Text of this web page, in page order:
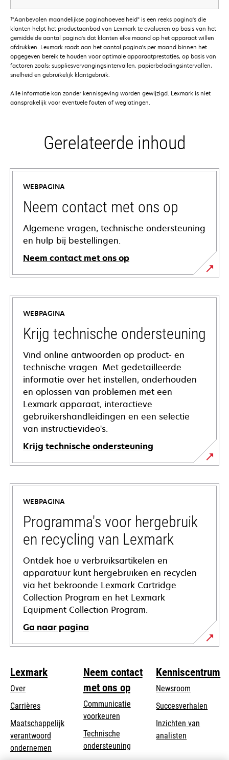
†"Aanbevolen maandelijkse paginahoeveelheid" is een reeks pagina's die
klanten helpt het productaanbod van Lexmark te evalueren op basis van het
gemiddelde aantal pagina's dat klanten elke maand op het apparaat willen
afdrukken. Lexmark raadt aan het aantal pagina's per maand binnen het
opgegeven bereik te houden voor optimale apparaatprestaties, op basis van
factoren zoals: suppliesvervangingsintervallen, papierbeladingsintervallen,
snelheid en gebruikelijk klantgebruik.
Alle informatie kan zonder kennisgeving worden gewijzigd. Lexmark is niet
aansprakelijk voor eventuele fouten of weglatingen.
Gerelateerde inhoud
WEBPAGINA
Neem contact met ons op
Algemene vragen, technische ondersteuning
en hulp bij bestellingen.
Neem contact met ons op
WEBPAGINA
Krijg technische ondersteuning
Vind online antwoorden op product- en
technische vragen. Met gedetailleerde
informatie over het instellen, onderhouden
en oplossen van problemen met een
Lexmark apparaat, interactieve
gebruikershandleidingen en een selectie
van instructievideo's.
Krijg technische ondersteuning
opens
in
new
tab
WEBPAGINA
Programma's voor hergebruik
en recycling van Lexmark
Ontdek hoe u verbruiksartikelen en
apparatuur kunt hergebruiken en recyclen
via het bekroonde Lexmark Cartridge
Collection Program en het Lexmark
Equipment Collection Program.
Ga naar pagina
Lexmark
Over
Carrières
Maatschappelijk
verantwoord
ondernemen
Neem contact
met ons op
Communicatie
voorkeuren
Technische
ondersteuningopens
Kenniscentrum
Newsroom
Succesverhalen
Inzichten van
analisten